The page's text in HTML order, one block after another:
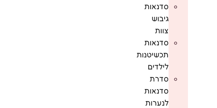
סדנאות
גיבוש
צוות
סדנאות
תכשיטנות
לילדים
סדרת
סדנאות
לנערות